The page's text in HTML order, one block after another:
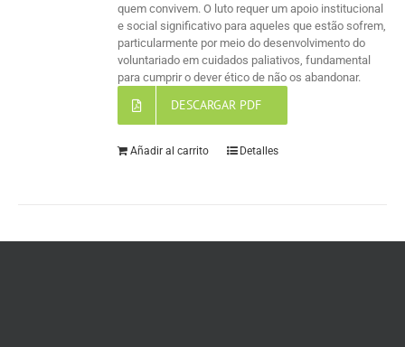
quem convivem. O luto requer um apoio institucional
e social significativo para aqueles que estão sofrem,
particularmente por meio do desenvolvimento do
voluntariado em cuidados paliativos, fundamental
para cumprir o dever ético de não os abandonar.
DESCARGAR PDF
Añadir al carrito Detalles